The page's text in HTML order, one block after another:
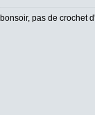
bonsoir, pas de crochet